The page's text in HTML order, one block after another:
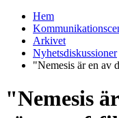
Hem
Arkivet
Nyhetsdiskussioner
"Nemesis är en av
"Nemesis